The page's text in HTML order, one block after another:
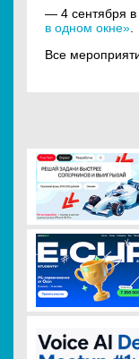
— 4 сентября в
в одном окне»
Все